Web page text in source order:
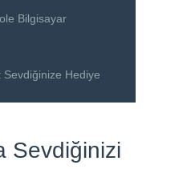
Bilgisayar
Sevdiğinize Hediye
Sevdiğinizi